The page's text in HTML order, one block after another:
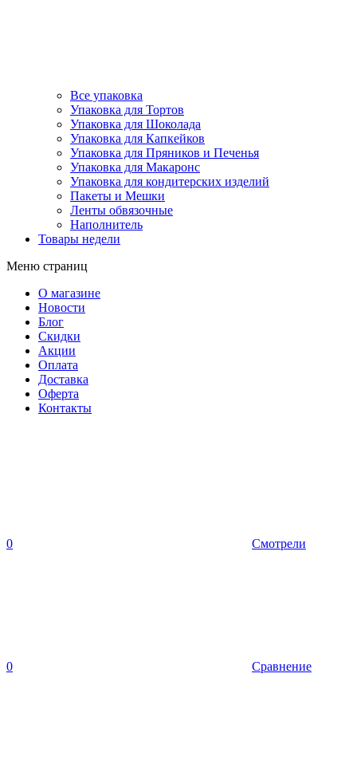
Все упаковка
Упаковка для Тортов
Упаковка для Шоколада
Упаковка для Капкейков
Упаковка для Пряников и Печенья
Упаковка для Макаронс
Упаковка для кондитерских изделий
Пакеты и Мешки
Ленты обвязочные
Наполнитель
Товары недели
Меню страниц
О магазине
Новости
Блог
Скидки
Акции
Оплата
Доставка
Оферта
Контакты
0 Смотрели
0 Сравнение